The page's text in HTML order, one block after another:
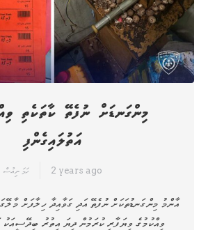
މިންގަނޑަށް ނުފެތޭ ކާތަކެތި
އަތުލައިގެންފި
ހަމަ ނިއުސް 2 years ago
އާންމު މިންގަނޑުތަކަށް ނުފެތޭ އަދި ގަވާއިދާ ހިލާފަށް
ވިއްކުމުގެ ވިޔަފާރި ކުރަމުން ދިޔަ އިތުރު ބިދޭސީއަކު